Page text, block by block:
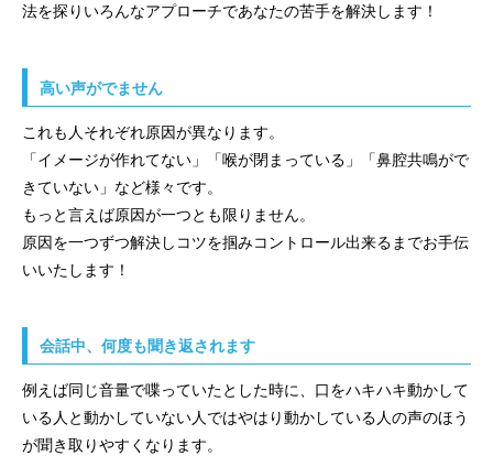
法を探りいろんなアプローチであなたの苦手を解決します！
高い声がでません
これも人それぞれ原因が異なります。
「イメージが作れてない」「喉が閉まっている」「鼻腔共鳴がで
きていない」など様々です。
もっと言えば原因が一つとも限りません。
原因を一つずつ解決しコツを掴みコントロール出来るまでお手伝
いいたします！
会話中、何度も聞き返されます
例えば同じ音量で喋っていたとした時に、口をハキハキ動かして
いる人と動かしていない人ではやはり動かしている人の声のほう
が聞き取りやすくなります。